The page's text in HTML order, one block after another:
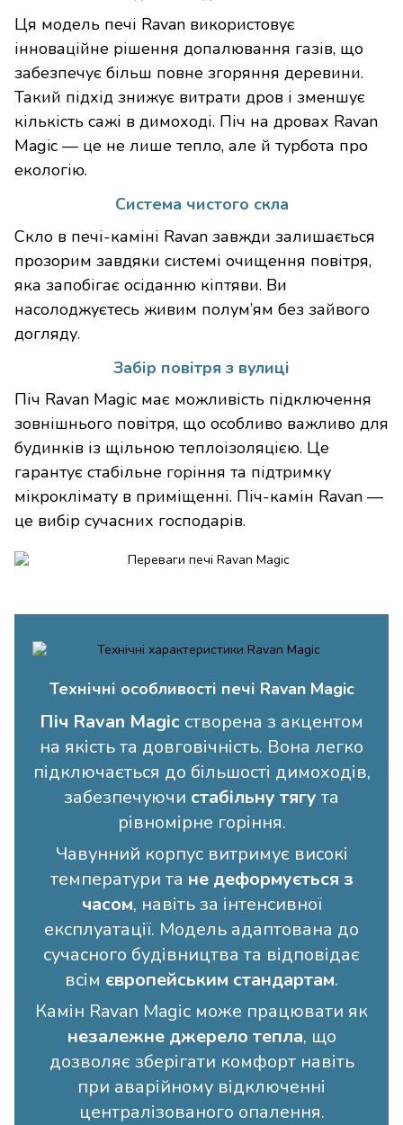
Ця модель печі Ravan використовує
інноваційне рішення допалювання газів, що
забезпечує більш повне згоряння деревини.
Такий підхід знижує витрати дров і зменшує
кількість сажі в димоході. Піч на дровах Ravan
Magic — це не лише тепло, але й турбота про
екологію.
Система чистого скла
Скло в печі-каміні Ravan завжди залишається
прозорим завдяки системі очищення повітря,
яка запобігає осіданню кіптяви. Ви
насолоджуєтесь живим полум’ям без зайвого
догляду.
Забір повітря з вулиці
Піч Ravan Magic має можливість підключення
зовнішнього повітря, що особливо важливо для
будинків із щільною теплоізоляцією. Це
гарантує стабільне горіння та підтримку
мікроклімату в приміщенні. Піч-камін Ravan —
це вибір сучасних господарів.
Технічні особливості печі Ravan Magic
Піч Ravan Magic створена з акцентом
на якість та довговічність. Вона легко
підключається до більшості димоходів,
забезпечуючи стабільну тягу та
рівномірне горіння.
Чавунний корпус витримує високі
температури та не деформується з
часом, навіть за інтенсивної
експлуатації. Модель адаптована до
сучасного будівництва та відповідає
всім європейським стандартам.
Камін Ravan Magic може працювати як
незалежне джерело тепла, що
дозволяє зберігати комфорт навіть
при аварійному відключенні
централізованого опалення.